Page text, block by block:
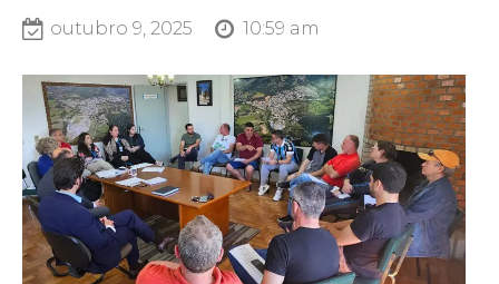
outubro 9, 2025 10:59 am